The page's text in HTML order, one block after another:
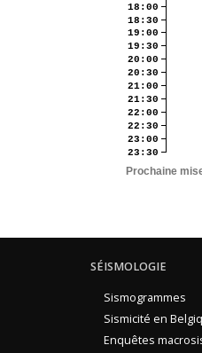
18:00
18:30
19:00
19:30
20:00
20:30
21:00
21:30
22:00
22:30
23:00
23:30
Prochaine
SÉISMOLOGIE
Sismogrammes
Sismicité en
Enquêtes